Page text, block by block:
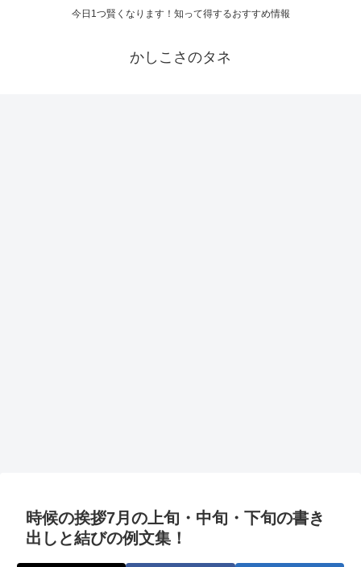
今日1つ賢くなります！知って得するおすすめ情報
かしこさのタネ
時候の挨拶7月の上旬・中旬・下旬の書き
出しと結びの例文集！